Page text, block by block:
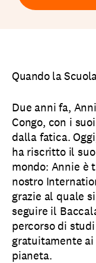
Quando la
Due anni fa,
Congo, con i
dalla fatica.
ha riscritto il
mondo: Annie è
nostro
grazie al quale
seguire il
percorso di
gratuitamente
pianeta.